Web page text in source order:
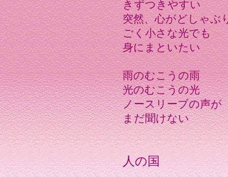
きずつきやすい
突然、心がどしゃぶ
ごく小さな光でも
身にまといたい
雨のむこうの雨
光のむこうの光
ノースリーブの声が
まだ聞けない
人の国